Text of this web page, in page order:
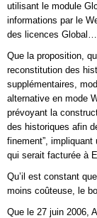
utilisant le module
informations par le
des licences Global…
Que la proposition,
reconstitution des
supplémentaires,
alternative en mode
prévoyant la
des historiques afin
finement”,
qui serait facturée à
Qu’il est constant
moins coûteuse, le
Que le 27 juin 2006,